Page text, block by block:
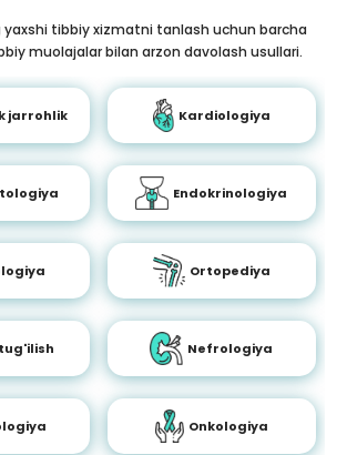
tibbiy xizmatni tanlash uchun barcha
muolajalar bilan arzon davolash usullari.
jarrohlik Kardiologiya
Endokrinologiya
Ortopediya
tug'ilish Nefrologiya
Onkologiya